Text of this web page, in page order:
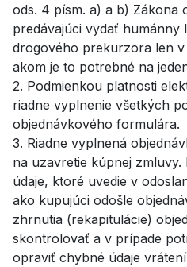
ods. 4 písm. a) a b) Zákona
predávajúci vydať humánny
drogového prekurzora len
akom je to potrebné na
2. Podmienkou platnosti
riadne vyplnenie všetkých
objednávkového formulára.
3. Riadne vyplnená
na uzavretie kúpnej
údaje, ktoré uvedie v
ako kupujúci odošle
zhrnutia (rekapitulácie)
skontrolovať a v prípade
opraviť chybné údaje